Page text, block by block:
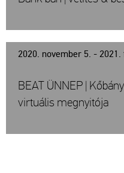
2020. november 5. - 2021.
BEAT ÜNNEP |
virtuális megnyitója